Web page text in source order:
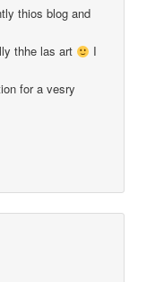
thios blog and
thhe las art
I
for a vesry